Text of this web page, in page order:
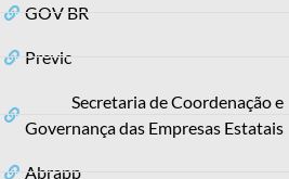
GOV BR
Previc
Secretaria de Coordenação e
Governança das Empresas Estatais
Abrapp